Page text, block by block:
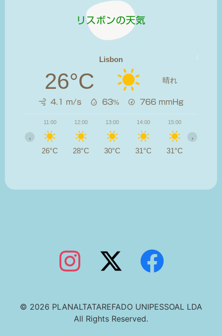
リスボンの天気
Lisbon
26°C 晴れ
4.1 m/s 63% 766 mmHg
11:00
26°C
12:00
28°C
13:00
30°C
14:00
31°C
15:00
31°C
‹ ›
© 2026 PLANALTATAREFADO UNIPESSOAL LDA
All Rights Reserved.